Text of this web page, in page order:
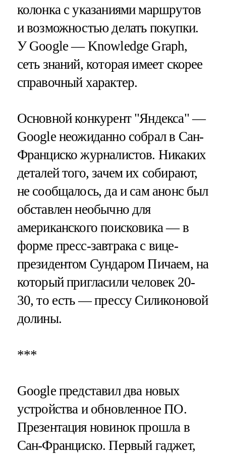
колонка с указаниями маршрутов
и возможностью делать покупки.
У Google — Knowledge Graph,
сеть знаний, которая имеет скорее
справочный характер.
Основной конкурент "Яндекса" —
Google неожиданно собрал в Сан-
Франциско журналистов. Никаких
деталей того, зачем их собирают,
не сообщалось, да и сам анонс был
обставлен необычно для
американского поисковика — в
форме пресс-завтрака с вице-
президентом Сундаром Пичаем, на
который пригласили человек 20-
30, то есть — прессу Силиконовой
долины.
***
Google представил два новых
устройства и обновленное ПО.
Презентация новинок прошла в
Сан-Франциско. Первый гаджет,